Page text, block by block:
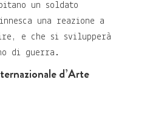
un soldato
una reazione a
e che si svilupperà
di guerra.
d’Arte